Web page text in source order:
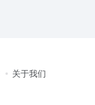
关于我们